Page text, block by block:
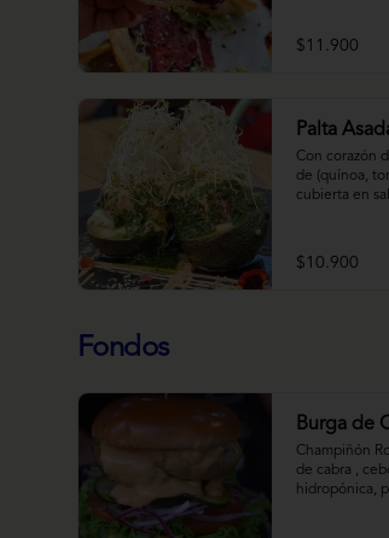
asiáticos
$11.900
Palta
Con corazón
de (quínoa,
cubierta en
$10.900
Fondos
Burga de
Champiñón
de cabra ,
hidropónica,